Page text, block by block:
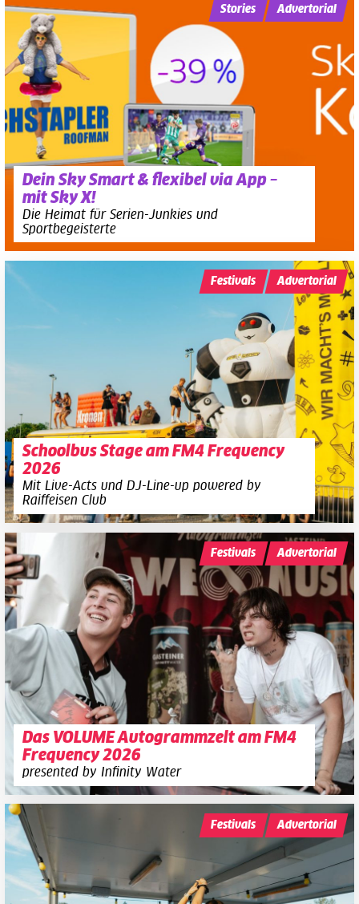
Dein Sky Smart & flexibel via App –
mit Sky X!
Die Heimat für Serien-Junkies und
Sportbegeisterte
Stories Advertorial
Schoolbus Stage am FM4 Frequency
2026
Mit Live-Acts und DJ-Line-up powered by
Raiffeisen Club
Festivals Advertorial
Das VOLUME Autogrammzelt am FM4
Frequency 2026
presented by Infinity Water
Festivals Advertorial
Festivals Advertorial